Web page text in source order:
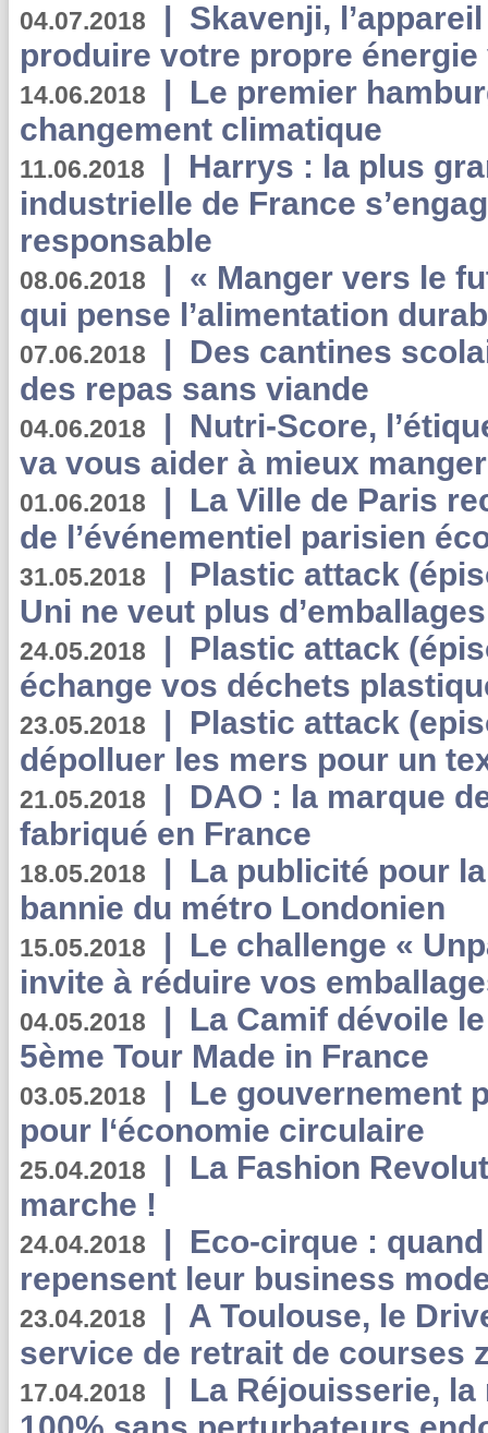
04.07.2018 | Skavenji,
produire votre propre
14.06.2018 | Le premier
changement climatique
11.06.2018 | Harrys : la plus
industrielle de France
responsable
08.06.2018 | « Manger vers le
qui pense l’alimentation
07.06.2018 | Des cantines
des repas sans viande
04.06.2018 | Nutri-Score,
va vous aider à mieux
01.06.2018 | La Ville de Paris
de l’événementiel parisien
31.05.2018 | Plastic attack
Uni ne veut plus
24.05.2018 | Plastic attack
échange vos déchets
23.05.2018 | Plastic attack
dépolluer les mers pour un
21.05.2018 | DAO : la marque
fabriqué en France
18.05.2018 | La publicité pour
bannie du métro Londonien
15.05.2018 | Le challenge «
invite à réduire vos
04.05.2018 | La Camif dévoile
5ème Tour Made in France
03.05.2018 | Le gouvernement
pour l‘économie circulaire
25.04.2018 | La Fashion
marche !
24.04.2018 | Eco-cirque :
repensent leur business
23.04.2018 | A Toulouse, le
service de retrait de courses
17.04.2018 | La Réjouisserie,